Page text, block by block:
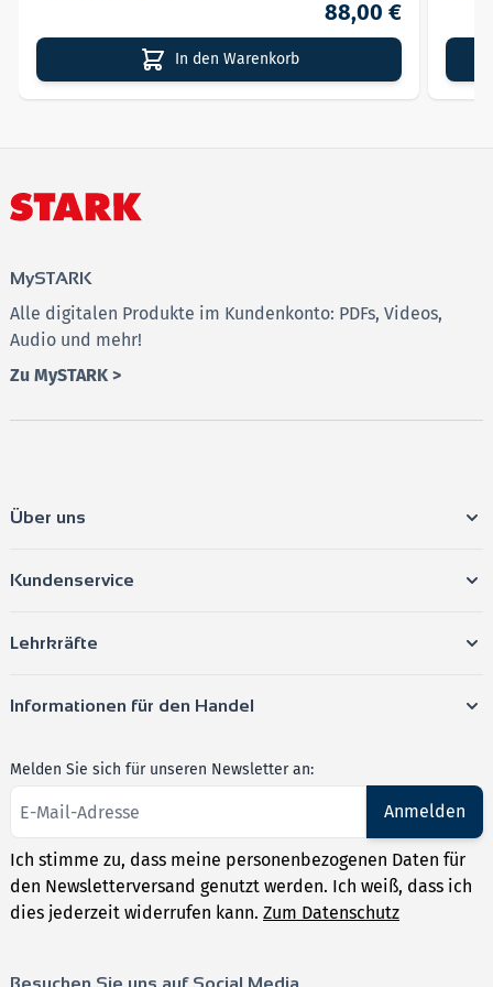
88,00 €
In den Warenkorb
MySTARK
Alle digitalen Produkte im Kundenkonto: PDFs, Videos,
Audio und mehr!
Zu MySTARK >
Über uns
Kundenservice
Lehrkräfte
Informationen für den Handel
Melden Sie sich für unseren Newsletter an:
Anmelden
Ich stimme zu, dass meine personenbezogenen Daten für
den Newsletterversand genutzt werden. Ich weiß, dass ich
dies jederzeit widerrufen kann. Zum Datenschutz